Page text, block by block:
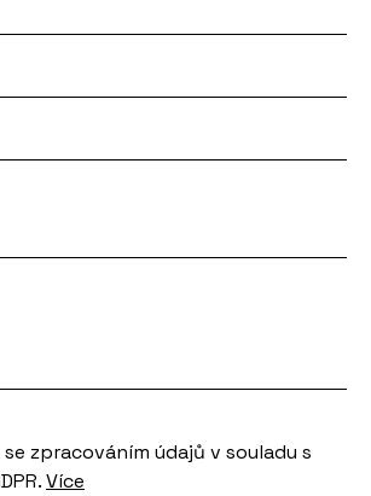
zpracováním údajů v souladu s
Více